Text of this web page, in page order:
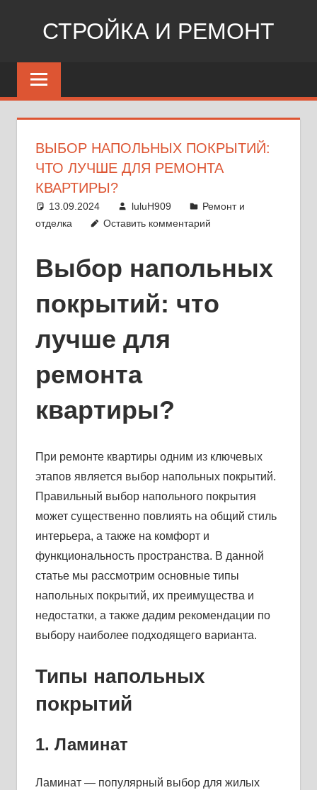
СТРОЙКА И РЕМОНТ
ВЫБОР НАПОЛЬНЫХ ПОКРЫТИЙ:
ЧТО ЛУЧШЕ ДЛЯ РЕМОНТА
КВАРТИРЫ?
13.09.2024 luluH909
Ремонт и
отделка
Оставить комментарий
Выбор напольных
покрытий: что
лучше для
ремонта
квартиры?
При ремонте квартиры одним из ключевых
этапов является выбор напольных покрытий.
Правильный выбор напольного покрытия
может существенно повлиять на общий стиль
интерьера, а также на комфорт и
функциональность пространства. В данной
статье мы рассмотрим основные типы
напольных покрытий, их преимущества и
недостатки, а также дадим рекомендации по
выбору наиболее подходящего варианта.
Типы напольных
покрытий
1. Ламинат
Ламинат — популярный выбор для жилых